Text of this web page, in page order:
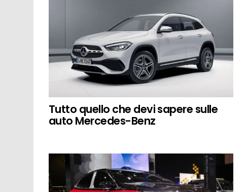
Tutto quello che devi sapere sulle
auto Mercedes-Benz